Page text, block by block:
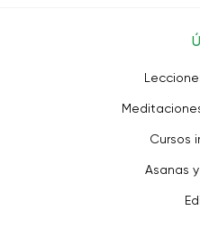
Cursos
Asanas